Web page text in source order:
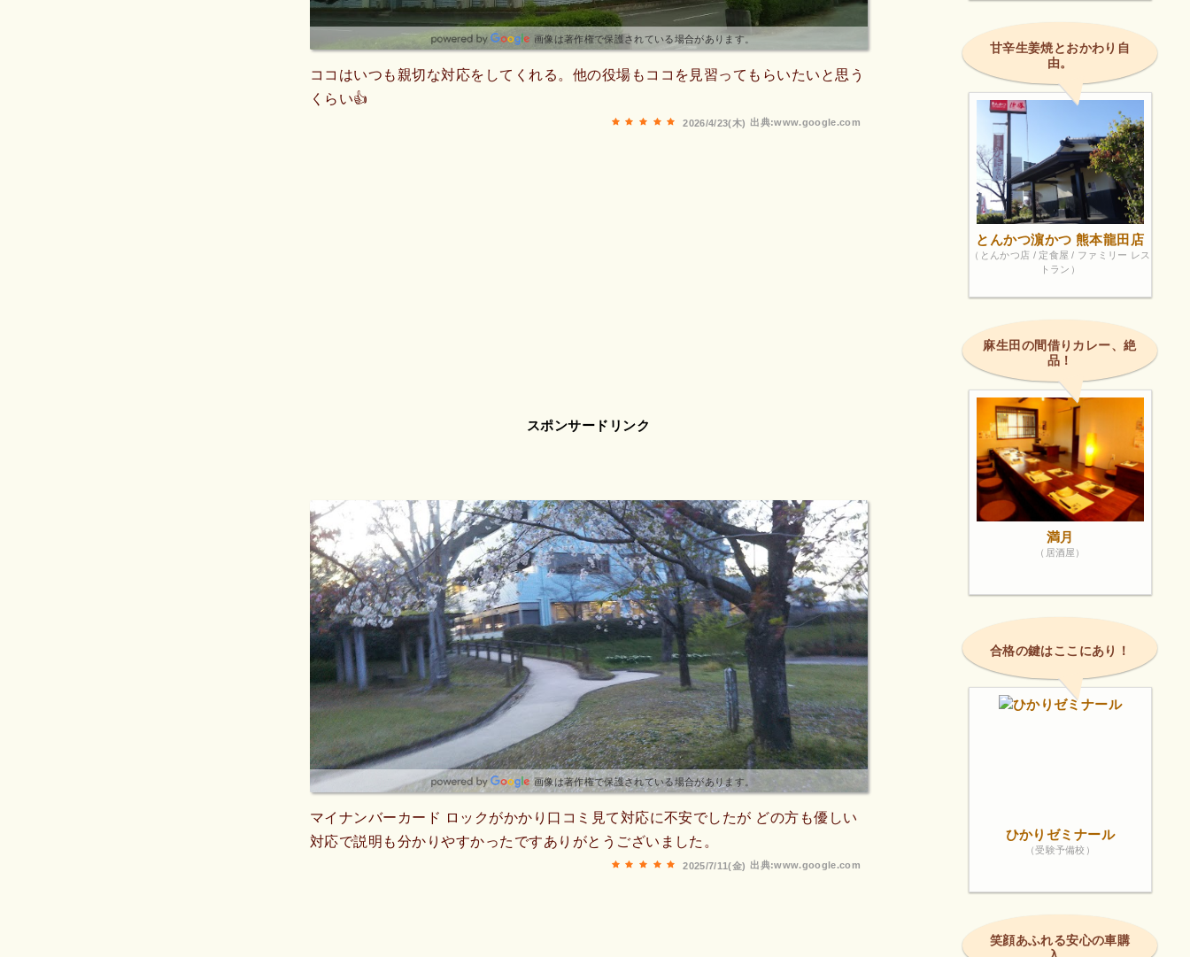
画像は著作権で保護されている場合があります。
ココはいつも親切な対応をしてくれる。他の役場もココを見習ってもらいたいと思う
くらい👍
出典:www.google.com
2026/4/23(木)
スポンサードリンク
画像は著作権で保護されている場合があります。
マイナンバーカード ロックがかかり口コミ見て対応に不安でしたが どの方も優しい
対応で説明も分かりやすかったですありがとうございました。
出典:www.google.com
2025/7/11(金)
甘辛生姜焼とおかわり自
由。
とんかつ濵かつ 熊本龍田店
（とんかつ店 / 定食屋 / ファミリー レス
トラン）
麻生田の間借りカレー、絶
品！
満月
（居酒屋）
合格の鍵はここにあり！
ひかりゼミナール
（受験予備校）
笑顔あふれる安心の車購